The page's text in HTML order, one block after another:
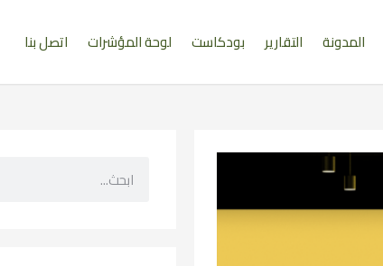
المدونة التقارير بودكاست لوحة المؤشرات اتصل بنا